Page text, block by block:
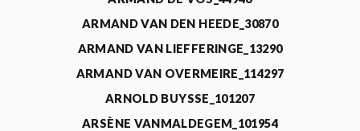
ARMAND VAN DEN HEEDE_30870
ARMAND VAN LIEFFERINGE_13290
ARMAND VAN OVERMEIRE_114297
ARNOLD BUYSSE_101207
ARSÈNE VANMALDEGEM_101954